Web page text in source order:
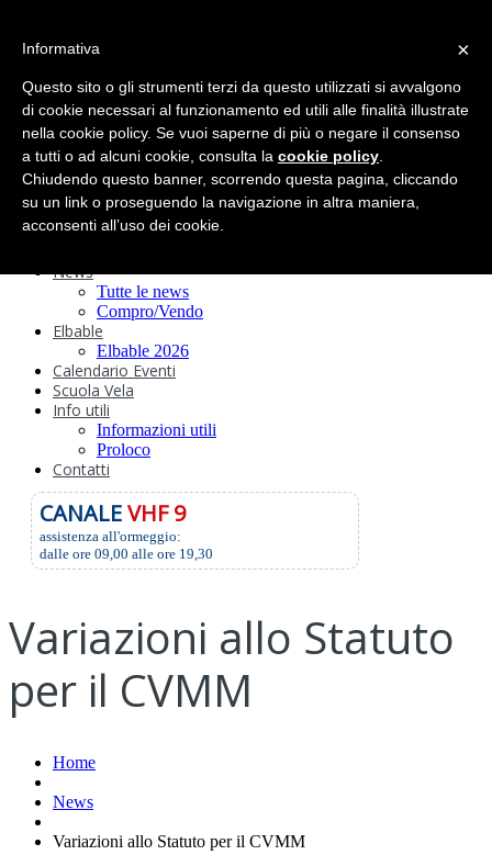
Circolo
Statuto e
Regolamenti
Storia
Ormeggi
Sede e Servizi
Attività
Safeguarding
News
Tutte le news
Compro/Vendo
Elbable
Elbable 2026
Calendario Eventi
Scuola Vela
Info utili
Informazioni utili
Proloco
Contatti
CANALEVHF 9
assistenza all'ormeggio:
dalle ore 09,00 alle ore 19,30
Variazioni allo Statuto
per il CVMM
Home
News
Variazioni allo Statuto per il CVMM
×
Informativa
Questo sito o gli strumenti terzi da questo utilizzati si avvalgono
di cookie necessari al funzionamento ed utili alle finalità illustrate
nella cookie policy. Se vuoi saperne di più o negare il consenso
a tutti o ad alcuni cookie, consulta la cookie policy
Chiudendo questo banner, scorrendo questa pagina, cliccando
su un link o proseguendo la navigazione in altra maniera,
acconsenti all’uso dei cookie.